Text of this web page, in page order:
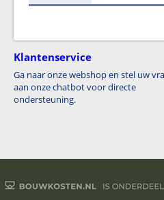
Klantenservice
Ga naar onze webshop en stel uw
aan onze chatbot voor directe
ondersteuning.